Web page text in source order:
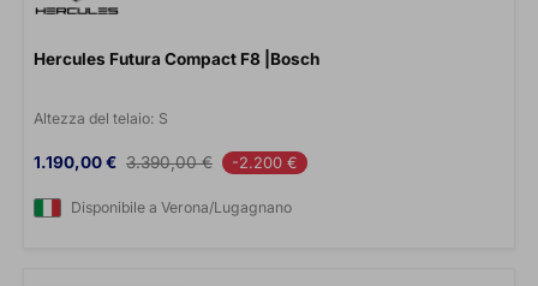
Hercules Futura Compact F8 |Bosch
Altezza del telaio: S
Prezzo
1.190,00 € Prezzo base
3.390,00 € -2.200 €
Disponibile a Verona/Lugagnano